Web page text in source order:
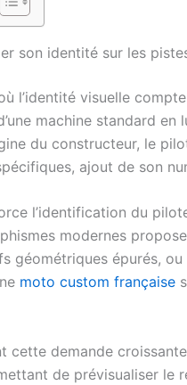
son identité sur les
l’identité visuelle
machine standard
du constructeur, le
ajout de son
l’identification du
modernes
géométriques épurés, ou
moto custom française
cette demande
de prévisualiser le